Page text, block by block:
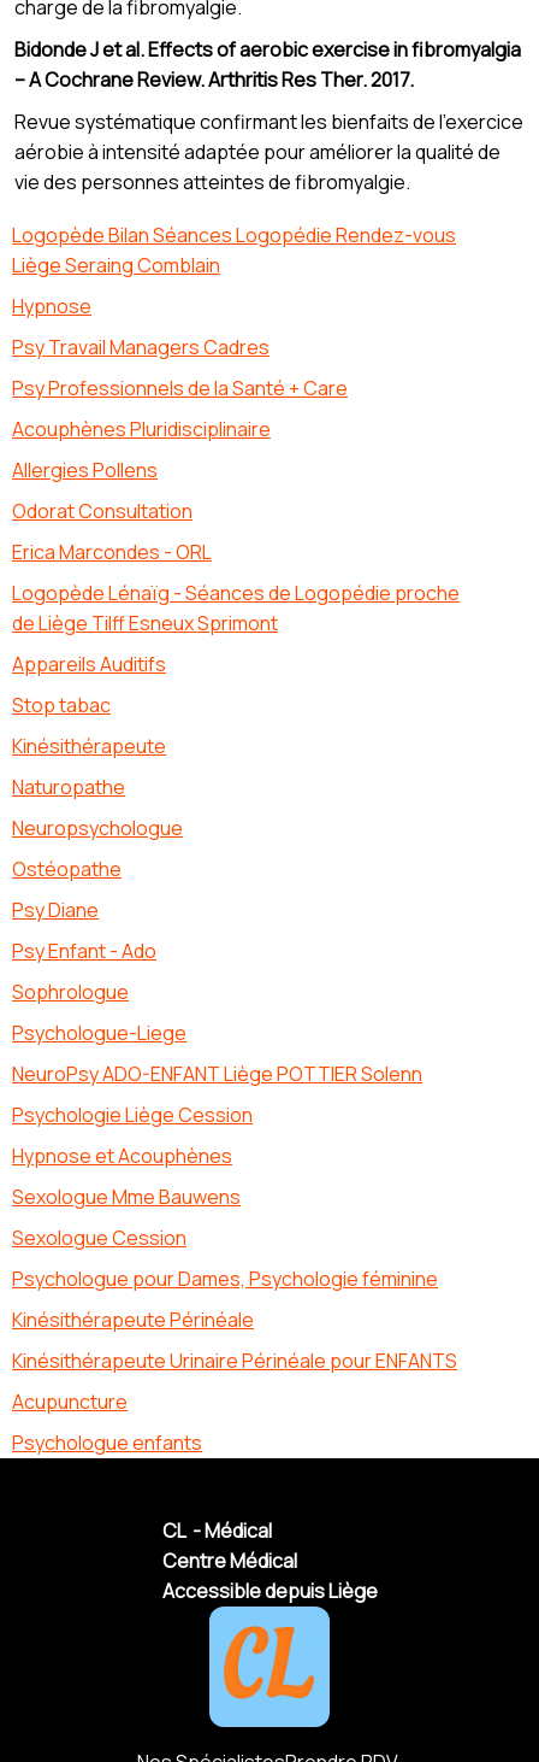
charge de la fibromyalgie.
Bidonde J et al. Effects of aerobic exercise in fibromyalgia
– A Cochrane Review. Arthritis Res Ther. 2017.
Revue systématique confirmant les bienfaits de l’exercice
aérobie à intensité adaptée pour améliorer la qualité de
vie des personnes atteintes de fibromyalgie.
Logopède Bilan Séances Logopédie Rendez-vous
Liège Seraing Comblain
Hypnose
Psy Travail Managers Cadres
Psy Professionnels de la Santé + Care
Acouphènes Pluridisciplinaire
Allergies Pollens
Odorat Consultation
Erica Marcondes - ORL
Logopède Lénaïg - Séances de Logopédie proche
de Liège Tilff Esneux Sprimont
Appareils Auditifs
Stop tabac
Kinésithérapeute
Naturopathe
Neuropsychologue
Ostéopathe
Psy Diane
Psy Enfant - Ado
Sophrologue
Psychologue-Liege
NeuroPsy ADO-ENFANT Liège POTTIER Solenn
Psychologie Liège Cession
Hypnose et Acouphènes
Sexologue Mme Bauwens
Sexologue Cession
Psychologue pour Dames, Psychologie féminine
Kinésithérapeute Périnéale
Kinésithérapeute Urinaire Périnéale pour ENFANTS
Acupuncture
Psychologue enfants
CL - Médical
Centre Médical
Accessible depuis Liège